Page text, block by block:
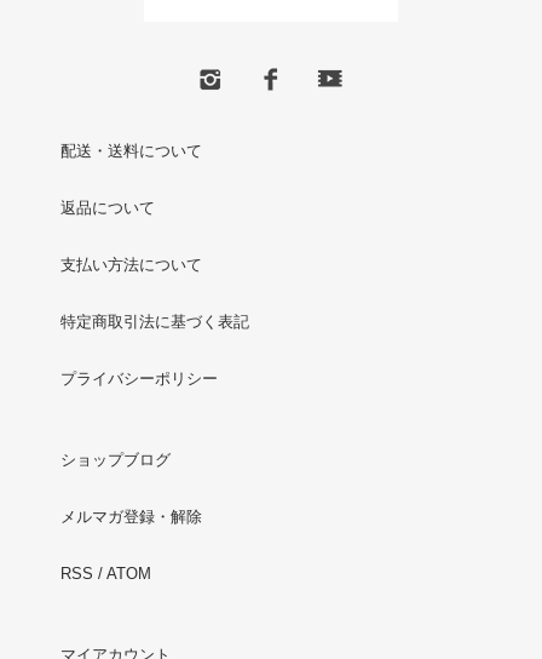
配送・送料について
返品について
支払い方法について
特定商取引法に基づく表記
プライバシーポリシー
ショップブログ
メルマガ登録・解除
RSS / ATOM
マイアカウント